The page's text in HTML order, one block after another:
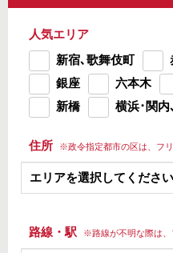
人気エリア
新宿､歌舞伎町
銀座
六本木
新橋
横浜･関内
住所 ※政令指定都市の区は、フ
路線・駅 ※路線が不明な際は、